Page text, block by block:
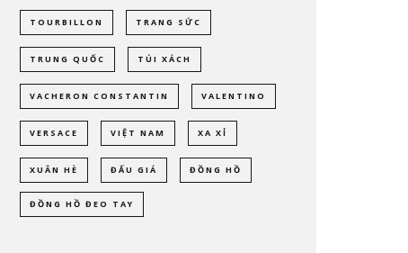
TOURBILLON TRANG SỨC
TRUNG QUỐC TÚI XÁCH
VACHERON CONSTANTIN VALENTINO
VERSACE VIỆT NAM XA XỈ
XUÂN HÈ ĐẤU GIÁ ĐỒNG HỒ
ĐỒNG HỒ ĐEO TAY